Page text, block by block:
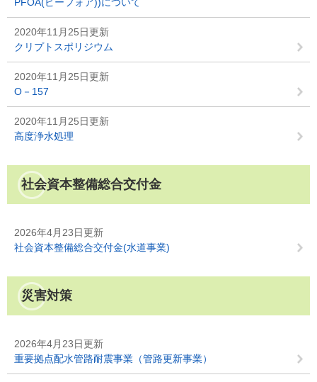
2020年11月25日更新
クリプトスポリジウム
2020年11月25日更新
O－157
2020年11月25日更新
高度浄水処理
社会資本整備総合交付金
2026年4月23日更新
社会資本整備総合交付金(水道事業)
災害対策
2026年4月23日更新
重要拠点配水管路耐震事業（管路更新事業）